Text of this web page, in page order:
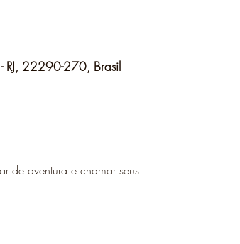
RJ, 22290-270, Brasil
de aventura e chamar seus